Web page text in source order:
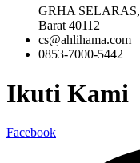
GRHA SELARAS,
Barat 40112
cs@ahlihama.com
0853-7000-5442
Ikuti Kami
Facebook